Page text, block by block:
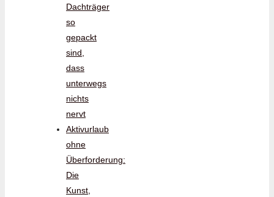
Dachträger
so
gepackt
sind,
dass
unterwegs
nichts
nervt
Aktivurlaub
ohne
Überforderung:
Die
Kunst,